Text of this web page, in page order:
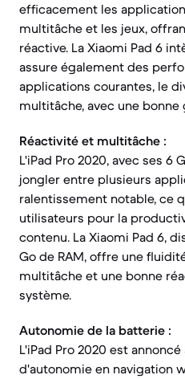
efficacement les
multitâche et les jeux,
réactive. La Xiaomi Pad 6
assure également des
applications courantes, le
multitâche, avec une bonne
Réactivité et multitâche :
L'iPad Pro 2020, avec ses 6
jongler entre plusieurs
ralentissement notable, ce
utilisateurs pour la
contenu. La Xiaomi Pad 6,
Go de RAM, offre une
multitâche et une bonne
système.
Autonomie de la batterie :
L'iPad Pro 2020 est
d'autonomie en navigation